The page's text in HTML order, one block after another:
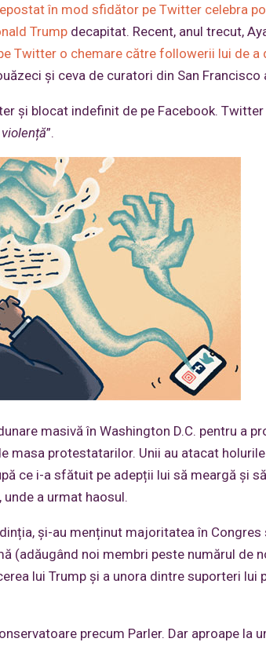
în mod sfidător pe Twitter celebra
Trump decapitat. Recent, anul trecut,
Twitter o chemare către followerii lui de a
și ceva de curatori din San Francisco
și blocat indefinit de pe Facebook.
”.
masivă în Washington D.C. pentru a
masa protestatarilor. Unii au atacat
ce i-a sfătuit pe adepții lui să meargă și
a urmat haosul.
şi-au menținut majoritatea în Congres
(adăugând noi membri peste numărul de
lui Trump și a unora dintre suporteri lui
precum Parler. Dar aproape la